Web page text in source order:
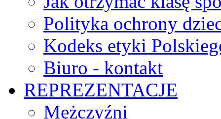
Polityka ochrony
Kodeks etyki
Biuro - kontakt
REPREZENTACJE
Mężczyźni